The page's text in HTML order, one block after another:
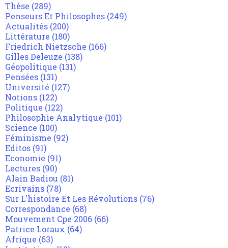
Thèse (289)
Penseurs Et Philosophes (249)
Actualités (200)
Littérature (180)
Friedrich Nietzsche (166)
Gilles Deleuze (138)
Géopolitique (131)
Pensées (131)
Université (127)
Notions (122)
Politique (122)
Philosophie Analytique (101)
Science (100)
Féminisme (92)
Editos (91)
Economie (91)
Lectures (90)
Alain Badiou (81)
Ecrivains (78)
Sur L'histoire Et Les Révolutions (76)
Correspondance (68)
Mouvement Cpe 2006 (66)
Patrice Loraux (64)
Afrique (63)